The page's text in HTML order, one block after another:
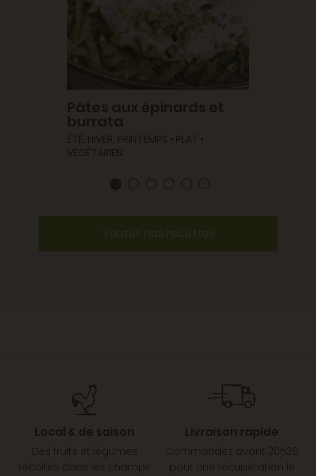
Toutes nos recettes
Local & de saison
Des fruits et légumes
récoltés dans les champs
Livraison rapide
Commandez avant 20h30
pour une récupération le